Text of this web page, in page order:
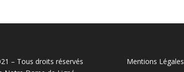
– Tous droits réservés
Mentions Légales